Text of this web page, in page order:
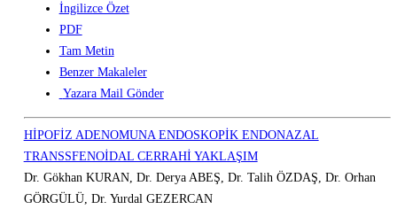
İngilizce Özet
PDF
Tam Metin
Benzer Makaleler
Yazara Mail Gönder
HİPOFİZ ADENOMUNA ENDOSKOPİK ENDONAZAL
TRANSSFENOİDAL CERRAHİ YAKLAŞIM
Dr. Gökhan KURAN, Dr. Derya ABEŞ, Dr. Talih ÖZDAŞ, Dr. Orhan
GÖRGÜLÜ, Dr. Yurdal GEZERCAN